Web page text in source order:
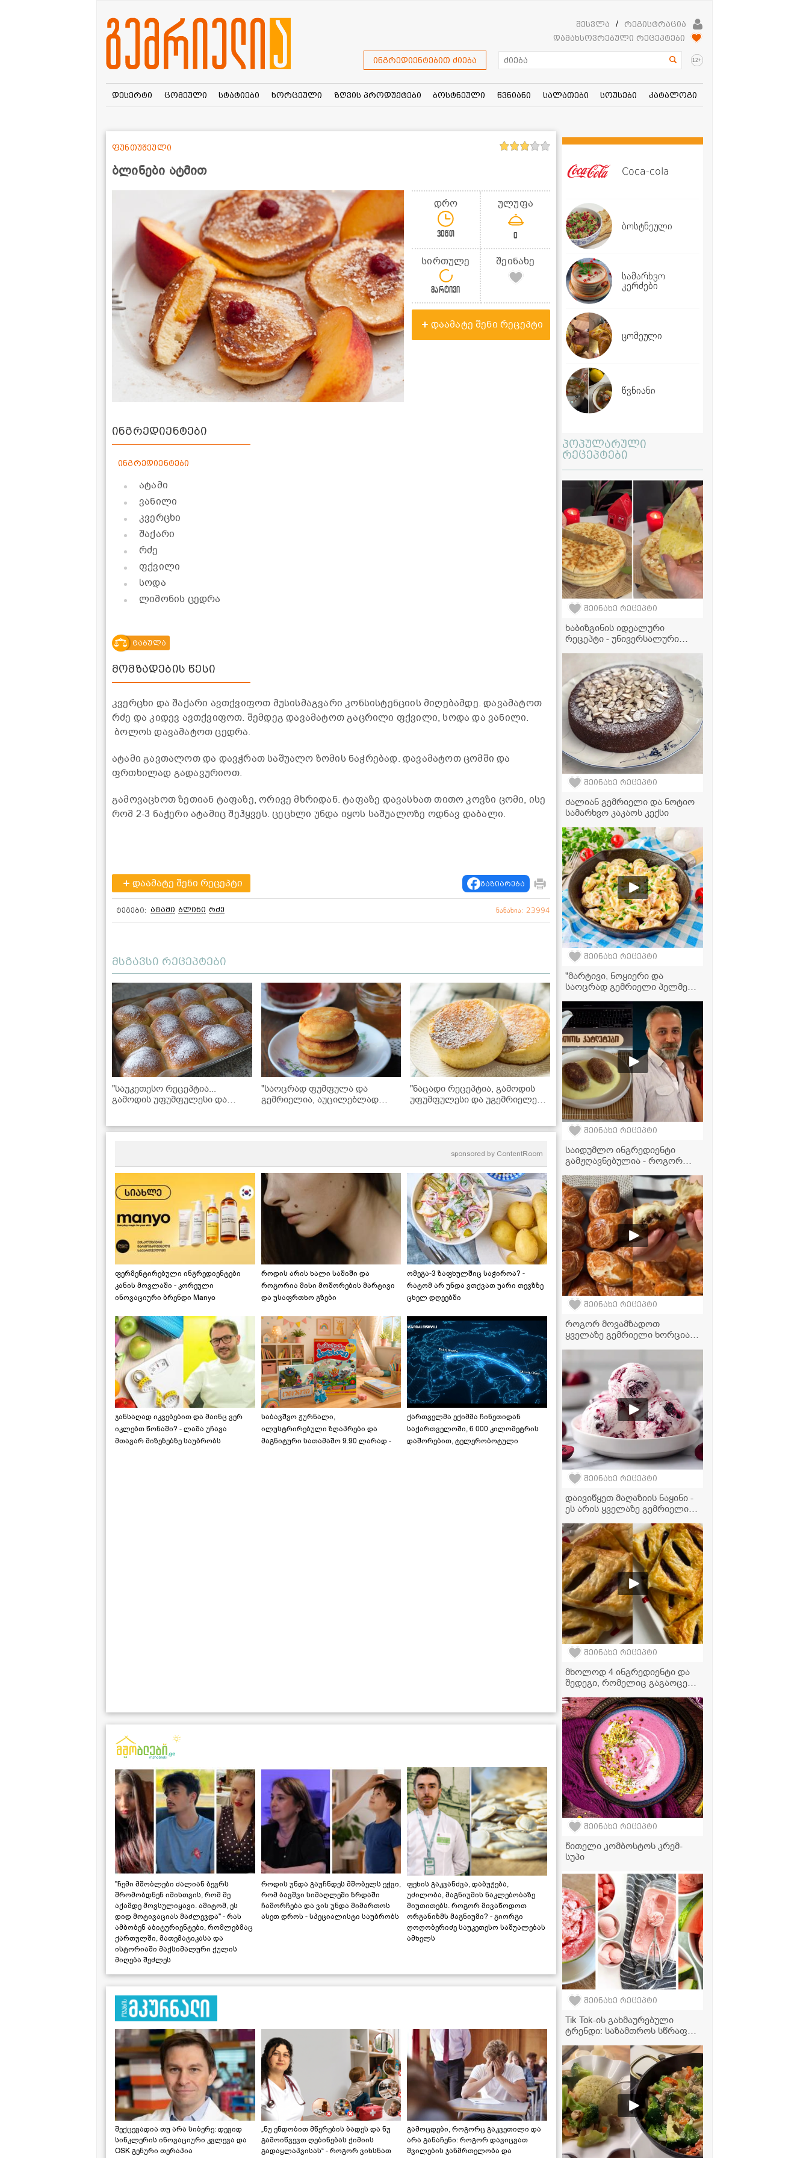
შესვლა /
რეგისტრაცია
დამახსოვრებული რეცეპტები
ინგრედიენტებით ძიება 12+
დესერტი ცომეული სტატიები ხორცეული ზღვის პროდუქტები ბოსტნეული წვნიანი სალათები სოუსები კატალოგი
ბლინები ატმით
ფუნთუშეული
დრო
30წთ
ულუფა
0
სირთულე
მარტივი
შეინახე
დაამატე შენი რეცეპტი
ინგრედიენტები
ინგრედიენტები
ატამი
ვანილი
კვერცხი
შაქარი
რძე
ფქვილი
სოდა
ლიმონის ცედრა
ტაბულა
მომზადების წესი
კვერცხი და შაქარი ავთქვიფოთ მუსისმაგვარი კონსისტენციის მიღებამდე. დავამატოთ
რძე და კიდევ ავთქვიფოთ. შემდეგ დავამატოთ გაცრილი ფქვილი, სოდა და ვანილი.
ბოლოს დავამატოთ ცედრა.
ატამი გავთალოთ და დავჭრათ საშუალო ზომის ნაჭრებად. დავამატოთ ცომში და
ფრთხილად გადავურიოთ.
გამოვაცხოთ ზეთიან ტაფაზე, ორივე მხრიდან. ტაფაზე დავასხათ თითო კოვზი ცომი, ისე
რომ 2-3 ნაჭერი ატამიც შეჰყვეს. ცეცხლი უნდა იყოს საშუალოზე ოდნავ დაბალი.
დაამატე შენი რეცეპტი გაზიარება
ტეგები: ატამი ბლინი რძე ნანახია: 23994
მსგავსი რეცეპტები
"საუკეთესო რეცეპტია...
გამოდის უფუმფულესი და
"საოცრად ფუმფულა და
გემრიელია, აუცილებლად
რეცეპტი
"ნაცადი რეცეპტია, გამოდის
უფუმფულესი და უგემრიელესი"
sponsored by ContentRoom
ფერმენტირებული ინგრედიენტები
კანის მოვლაში - კორეული
ინოვაციური ბრენდი Manyo
როდის არის ხალი საშიში და
როგორია მისი მოშორების მარტივი
და უსაფრთხო გზები
ომეგა-3 ზაფხულშიც საჭიროა? -
რატომ არ უნდა ვთქვათ უარი თევზზე
ცხელ დღეებში
ჯანსაღად იკვებებით და მაინც ვერ
იკლებთ წონაში? - ლაშა უჩავა
მთავარ მიზეზებზე საუბრობს
საბავშვო ჟურნალი,
ილუსტრირებული ზღაპრები და
მაგნიტური სათამაშო 9.90 ლარად -
ქართველმა ექიმმა ჩინეთიდან
საქართველოში, 6 000 კილომეტრის
დაშორებით, ტელერობოტული
"ჩემი მშობლები ძალიან ბევრს
შრომობდნენ იმისთვის, რომ მე
აქამდე მოვსულიყავი. ამიტომ, ეს
დიდ მოტივაციას მაძლევდა" - რას
ამბობენ აბიტურიენტები, რომლებმაც
ქართულში, მათემატიკასა და
ისტორიაში მაქსიმალური ქულის
მიღება შეძლეს
როდის უნდა გაუჩნდეს მშობელს ეჭვი,
რომ ბავშვი სიმაღლეში ზრდაში
ჩამორჩება და ვის უნდა მიმართოს
ასეთ დროს - სპეციალისტი საუბრობს
ფეხის გაკვანძვა, დაბუჟება,
უძილობა, მაგნიუმის ნაკლებობაზე
მიუთითებს. როგორ მივაწოდოთ
ორგანიზმს მაგნიუმი? - გიორგი
ღოღობერიძე საუკეთესო საშუალებას
ამხელს
შექცევადია თუ არა სიბერე: დევიდ
სინკლერის ინოვაციური კვლევა და
OSK გენური თერაპია
„ნუ ენდობით მწერების ბადეს და ნუ
გამოიწვევთ ღებინებას ქიმიის
გადაყლაპვისას“ - როგორ ვიხსნათ
გამოცდები, როგორც გაკვეთილი და
არა განაჩენი: როგორ დავიცვათ
შვილების ჯანმრთელობა და
Coca-cola
ბოსტნეული
სამარხვო
კერძები
ცომეული
წვნიანი
პოპულარული
რეცეპტები
შეინახე რეცეპტი
ხაბიზგინის იდეალური
რეცეპტი - უნივერსალური
და სხვა ცომეულშიც
გამოგადგებათ!
შეინახე რეცეპტი
ძალიან გემრიელი და ნოტიო
სამარხვო კაკაოს კექსი
შეინახე რეცეპტი
"მარტივი, ნოყიერი და
საოცრად გემრიელი პელმენი
მომზადება სულ რამდენიმე
წუთს მოითხოვს, იდეალური
სწრაფი სადილია!" - პელმენის
ვიდეორეცეპტი
შეინახე რეცეპტი
საიდუმლო ინგრედიენტი
გამჟღავნებულია - როგორ
საყვარელ კატლეტებს?
შეინახე რეცეპტი
როგორ მოვამზადოთ
ყველაზე გემრიელი ხორციანი
შეინახე რეცეპტი
დაივიწყეთ მაღაზიის ნაყინი -
ეს არის ყველაზე გემრიელი
შეინახე რეცეპტი
მხოლოდ 4 ინგრედიენტი და
შედეგი, რომელიც გაგაოცებთ
რეცეპტი
შეინახე რეცეპტი
წითელი კომბოსტოს კრემ-
სუპი
შეინახე რეცეპტი
Tik Tok-ის გახმაურებული
ტრენდი: საზამთროს სწრაფი
ინგრედიენტით